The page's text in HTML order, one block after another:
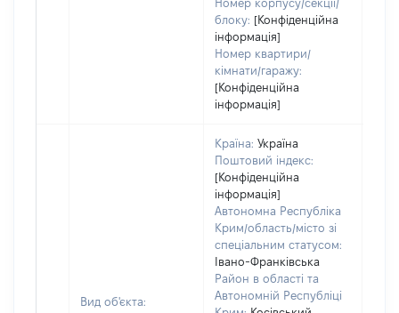
Номер корпусу/секції/
блоку: [Конфіденційна
інформація]
Номер квартири/
кімнати/гаражу:
[Конфіденційна
інформація]
Вид об'єкта:
Країна: Україна
Поштовий індекс:
[Конфіденційна
інформація]
Автономна Республіка
Крим/область/місто зі
спеціальним статусом:
Івано-Франківська
Район в області та
Автономній Республіці